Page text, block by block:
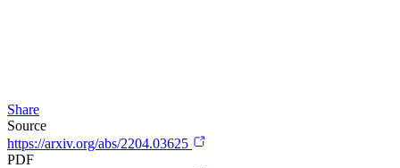
Share
Source
https://arxiv.org/abs/2204.03625
PDF